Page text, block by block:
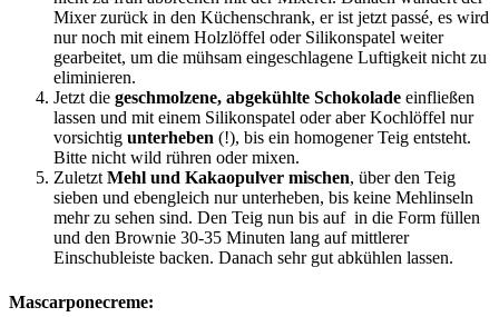
Mixer zurück in den Küchenschrank, er ist jetzt passé, es wird
nur noch mit einem Holzlöffel oder Silikonspatel weiter
gearbeitet, um die mühsam eingeschlagene Luftigkeit nicht zu
eliminieren.
Jetzt die geschmolzene, abgekühlte Schokolade einfließen
lassen und mit einem Silikonspatel oder aber Kochlöffel nur
vorsichtig unterheben (!), bis ein homogener Teig entsteht.
Bitte nicht wild rühren oder mixen.
ZuletztMehl und Kakaopulver mischen, über den Teig
sieben und ebengleich nur unterheben, bis keine Mehlinseln
mehr zu sehen sind. Den Teig nun bis auf in die Form füllen
und den Brownie 30-35 Minuten lang auf mittlerer
Einschubleiste backen. Danach sehr gut abkühlen lassen.
Mascarponecreme: